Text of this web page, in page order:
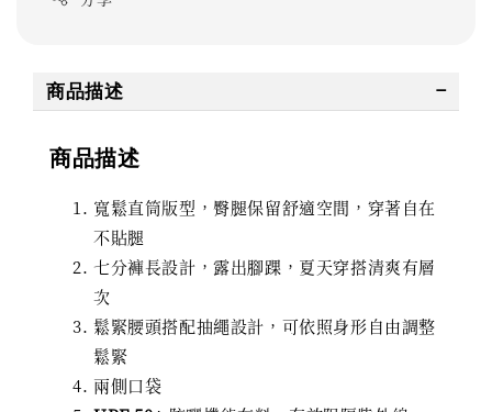
商品描述
商品描述
寬鬆直筒版型，臀腿保留舒適空間，穿著自在
不貼腿
七分褲長設計，露出腳踝，夏天穿搭清爽有層
次
鬆緊腰頭搭配抽繩設計，可依照身形自由調整
鬆緊
兩側口袋